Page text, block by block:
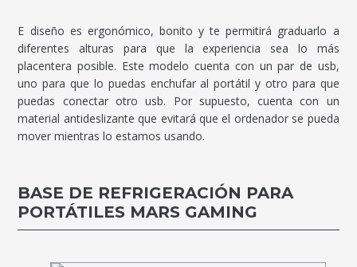
E diseño es ergonómico, bonito y te permitirá graduarlo a
diferentes alturas para que la experiencia sea lo más
placentera posible. Este modelo cuenta con un par de usb,
uno para que lo puedas enchufar al portátil y otro para que
puedas conectar otro usb. Por supuesto, cuenta con un
material antideslizante que evitará que el ordenador se pueda
mover mientras lo estamos usando.
BASE DE REFRIGERACIÓN PARA
PORTÁTILES MARS GAMING